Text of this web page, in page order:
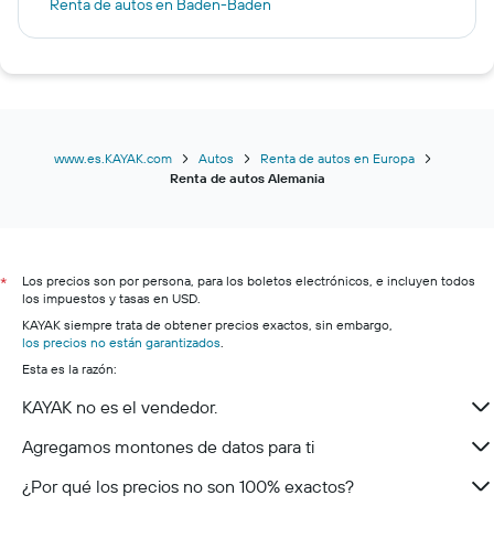
Renta de autos en Baden-Baden
Renta de autos en Hannover
Renta de autos en Constanza
Renta de autos en Saarbrücken
Renta de autos en Mosela alemán
Renta de autos en Selva Negra
Renta de autos en Algovia
Renta de autos en Eifel
Renta de autos en Brezal de Luneburgo
Renta de autos en Sauerland
www.es.KAYAK.com Autos
Renta de autos en Europa
Renta de autos Alemania
*
Los precios son por persona, para los boletos electrónicos, e incluyen todos
los impuestos y tasas en USD.
KAYAK siempre trata de obtener precios exactos, sin embargo,
los precios no están garantizados
Esta es la razón:
KAYAK no es el vendedor.
Agregamos montones de datos para ti
¿Por qué los precios no son 100% exactos?